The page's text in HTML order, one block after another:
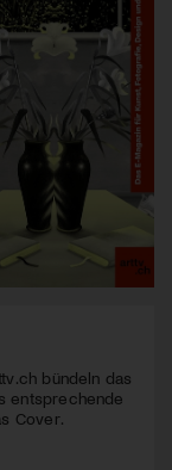
bündeln das
entsprechende
Cover.